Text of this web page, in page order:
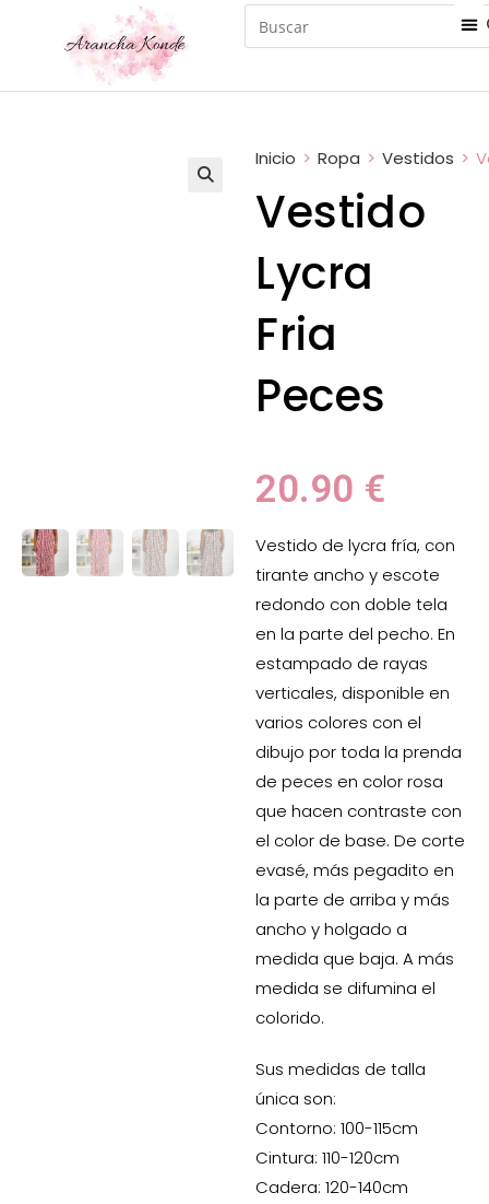
Inicio > Ropa > Vestidos >
Vestido
Lycra
Fria
Peces
20.90 €
Vestido de lycra fría, con
tirante ancho y escote
redondo con doble tela
en la parte del pecho. En
estampado de rayas
verticales, disponible en
varios colores con el
dibujo por toda la prenda
de peces en color rosa
que hacen contraste con
el color de base. De corte
evasé, más pegadito en
la parte de arriba y más
ancho y holgado a
medida que baja. A más
medida se difumina el
colorido.
Sus medidas de talla
única son:
Contorno: 100-115cm
Cintura: 110-120cm
Cadera: 120-140cm